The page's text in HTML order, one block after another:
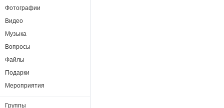
Фотографии
Видео
Музыка
Вопросы
Файлы
Подарки
Мероприятия
Группы